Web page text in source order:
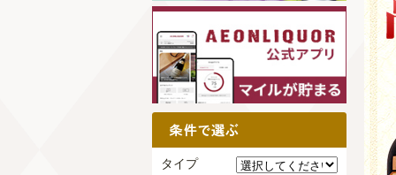
タイプ